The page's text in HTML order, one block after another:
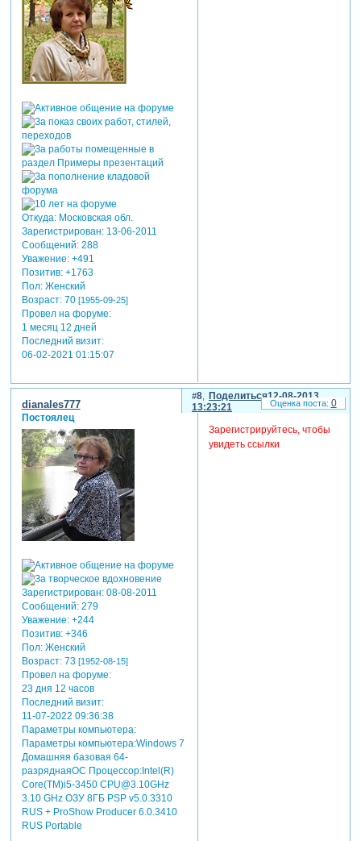
Откуда:Московская обл.
Зарегистрирован: 13-06-2011
Сообщений:288
Уважение: +491
Позитив: +1763
Пол:Женский
Возраст:70 [1955-09-25]
Провел на форуме:
1 месяц 12 дней
Последний визит:
06-02-2021 01:15:07
Поделиться
8
12-08-2013
13:23:21
dianales777
Постоялец
Зарегистрирован: 08-08-2011
Сообщений:279
Уважение: +244
Позитив: +346
Пол:Женский
Возраст:73 [1952-08-15]
Провел на форуме:
23 дня 12 часов
Последний визит:
11-07-2022 09:36:38
Параметры компьютера:
Параметры компьютера:Windows 7
Домашняя базовая 64-
разряднаяОС Процессор:Intel(R)
Core(TM)i5-3450 CPU@3.10GHz
3.10 GHz ОЗУ 8ГБ PSP v5.0.3310
RUS + ProShow Producer 6.0.3410
RUS Portable
Зарегистрируйтесь, чтобы
увидеть ссылки
0